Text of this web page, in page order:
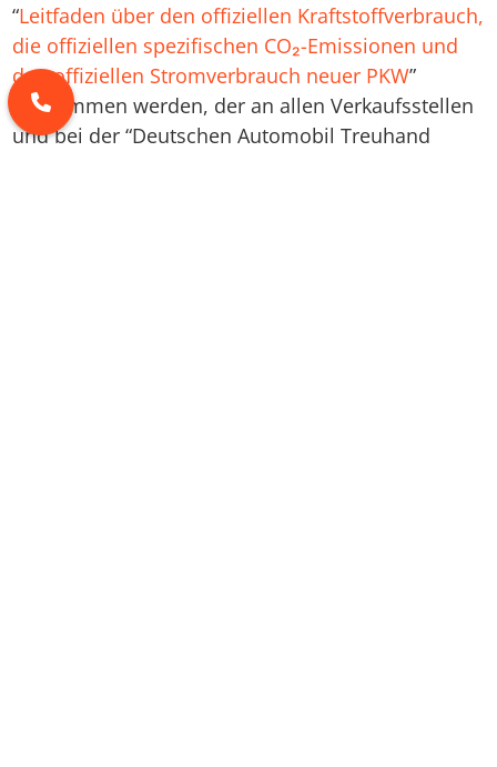
“Leitfaden über den offiziellen Kraftstoffverbrauch,
die offiziellen spezifischen CO₂-Emissionen und
den offiziellen Stromverbrauch neuer PKW”
entnommen werden, der an allen Verkaufsstellen
und bei der “Deutschen Automobil Treuhand